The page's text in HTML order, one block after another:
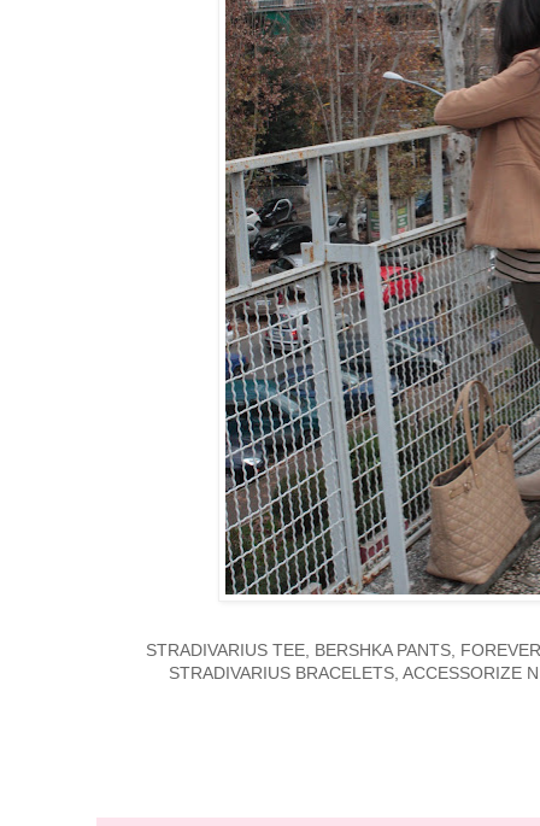
STRADIVARIUS TEE, BERSHKA PANTS,
STRADIVARIUS BRACELETS, ACCESSORIZE